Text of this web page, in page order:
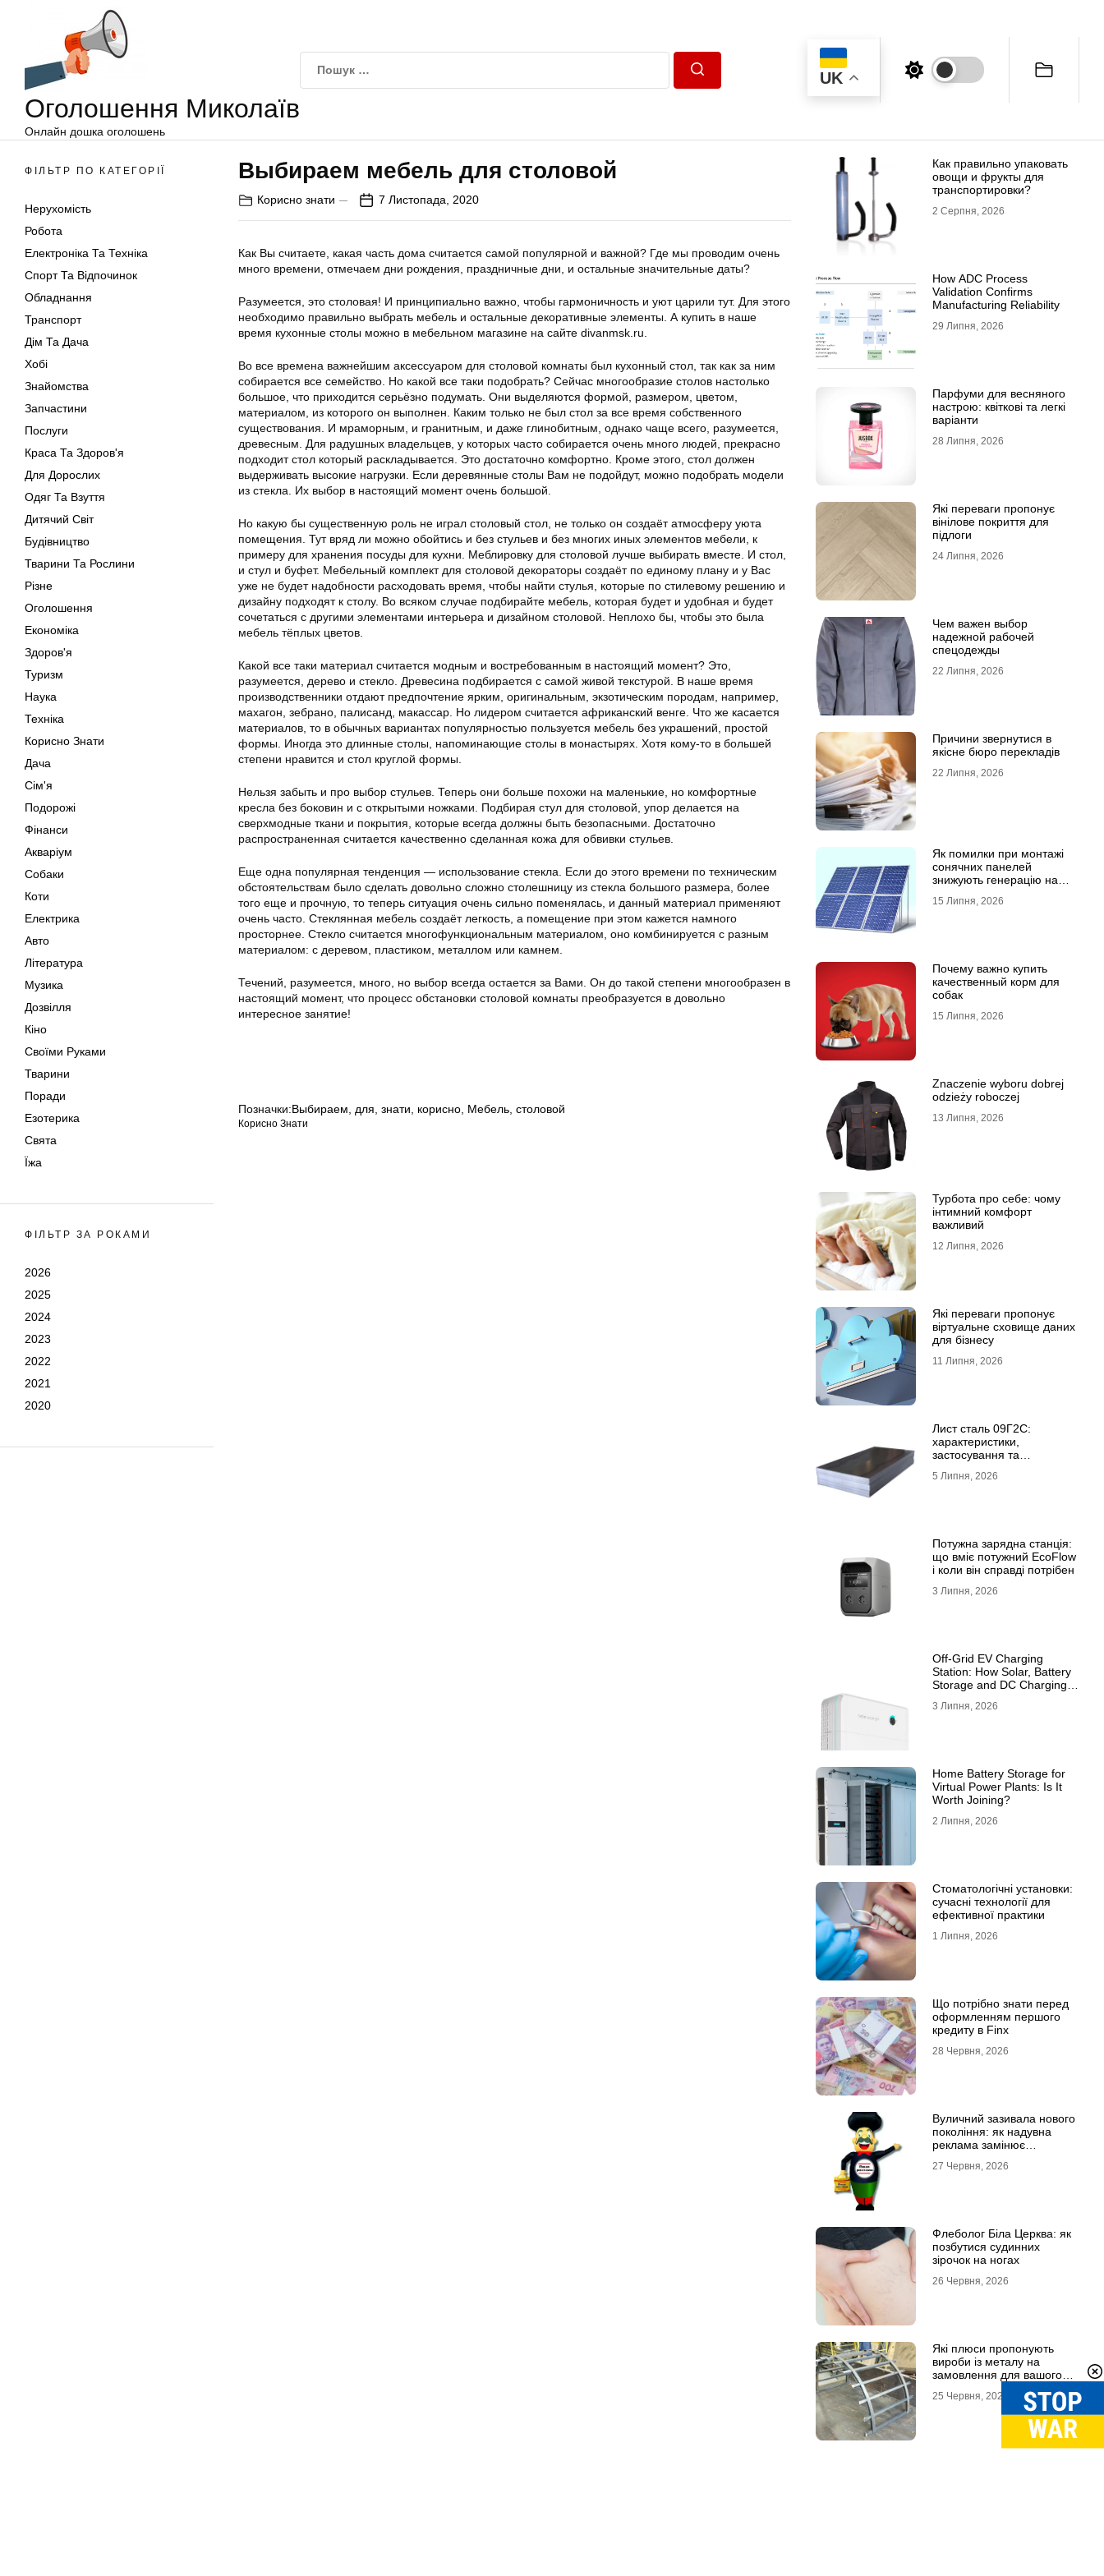
Оголошення Миколаїв
Онлайн дошка оголошень
UK
ФІЛЬТР ПО КАТЕГОРІЇ
Нерухомість
Робота
Електроніка Та Техніка
Спорт Та Відпочинок
Обладнання
Транспорт
Дім Та Дача
Хобі
Знайомства
Запчастини
Послуги
Краса Та Здоров'я
Для Дорослих
Одяг Та Взуття
Дитячий Світ
Будівництво
Тварини Та Рослини
Різне
Оголошення
Економіка
Здоров'я
Туризм
Наука
Техніка
Корисно Знати
Дача
Сім'я
Подорожі
Фінанси
Акваріум
Собаки
Коти
Електрика
Авто
Література
Музика
Дозвілля
Кіно
Своїми Руками
Тварини
Поради
Езотерика
Свята
Їжа
ФІЛЬТР ЗА РОКАМИ
2026
2025
2024
2023
2022
2021
2020
Выбираем мебель для столовой
Корисно знати 7 Листопада, 2020
Как Вы считаете, какая часть дома считается самой популярной и важной? Где мы проводим очень
много времени, отмечаем дни рождения, праздничные дни, и остальные значительные даты?
Разумеется, это столовая! И принципиально важно, чтобы гармоничность и уют царили тут. Для этого
необходимо правильно выбрать мебель и остальные декоративные элементы. А купить в наше
время кухонные столы можно в мебельном магазине на сайте divanmsk.ru.
Во все времена важнейшим аксессуаром для столовой комнаты был кухонный стол, так как за ним
собирается все семейство. Но какой все таки подобрать? Сейчас многообразие столов настолько
большое, что приходится серьёзно подумать. Они выделяются формой, размером, цветом,
материалом, из которого он выполнен. Каким только не был стол за все время собственного
существования. И мраморным, и гранитным, и даже глинобитным, однако чаще всего, разумеется,
древесным. Для радушных владельцев, у которых часто собирается очень много людей, прекрасно
подходит стол который раскладывается. Это достаточно комфортно. Кроме этого, стол должен
выдерживать высокие нагрузки. Если деревянные столы Вам не подойдут, можно подобрать модели
из стекла. Их выбор в настоящий момент очень большой.
Но какую бы существенную роль не играл столовый стол, не только он создаёт атмосферу уюта
помещения. Тут вряд ли можно обойтись и без стульев и без многих иных элементов мебели, к
примеру для хранения посуды для кухни. Меблировку для столовой лучше выбирать вместе. И стол,
и стул и буфет. Мебельный комплект для столовой декораторы создаёт по единому плану и у Вас
уже не будет надобности расходовать время, чтобы найти стулья, которые по стилевому решению и
дизайну подходят к столу. Во всяком случае подбирайте мебель, которая будет и удобная и будет
сочетаться с другими элементами интерьера и дизайном столовой. Неплохо бы, чтобы это была
мебель тёплых цветов.
Какой все таки материал считается модным и востребованным в настоящий момент? Это,
разумеется, дерево и стекло. Древесина подбирается с самой живой текстурой. В наше время
производственники отдают предпочтение ярким, оригинальным, экзотическим породам, например,
махагон, зебрано, палисанд, макассар. Но лидером считается африканский венге. Что же касается
материалов, то в обычных вариантах популярностью пользуется мебель без украшений, простой
формы. Иногда это длинные столы, напоминающие столы в монастырях. Хотя кому-то в большей
степени нравится и стол круглой формы.
Нельзя забыть и про выбор стульев. Теперь они больше похожи на маленькие, но комфортные
кресла без боковин и с открытыми ножками. Подбирая стул для столовой, упор делается на
сверхмодные ткани и покрытия, которые всегда должны быть безопасными. Достаточно
распространенная считается качественно сделанная кожа для обвивки стульев.
Еще одна популярная тенденция — использование стекла. Если до этого времени по техническим
обстоятельствам было сделать довольно сложно столешницу из стекла большого размера, более
того еще и прочную, то теперь ситуация очень сильно поменялась, и данный материал применяют
очень часто. Стеклянная мебель создаёт легкость, а помещение при этом кажется намного
просторнее. Стекло считается многофункциональным материалом, оно комбинируется с разным
материалом: с деревом, пластиком, металлом или камнем.
Течений, разумеется, много, но выбор всегда остается за Вами. Он до такой степени многообразен в
настоящий момент, что процесс обстановки столовой комнаты преобразуется в довольно
интересное занятие!
Позначки:Выбираем для знати корисно Мебель столовой
Корисно Знати
Как правильно упаковать
овощи и фрукты для
транспортировки?
2 Серпня, 2026
How ADC Process
Validation Confirms
Manufacturing Reliability
29 Липня, 2026
Парфуми для весняного
настрою: квіткові та легкі
варіанти
28 Липня, 2026
Які переваги пропонує
вінілове покриття для
підлоги
24 Липня, 2026
Чем важен выбор
надежной рабочей
спецодежды
22 Липня, 2026
Причини звернутися в
якісне бюро перекладів
22 Липня, 2026
Як помилки при монтажі
сонячних панелей
знижують генерацію на
15 Липня, 2026
Почему важно купить
качественный корм для
собак
15 Липня, 2026
Znaczenie wyboru dobrej
odzieży roboczej
13 Липня, 2026
Турбота про себе: чому
інтимний комфорт
важливий
12 Липня, 2026
Які переваги пропонує
віртуальне сховище даних
для бізнесу
11 Липня, 2026
Лист сталь 09Г2С:
характеристики,
застосування та
10ХСНД
5 Липня, 2026
Потужна зарядна станція:
що вміє потужний EcoFlow
і коли він справді потрібен
3 Липня, 2026
Off-Grid EV Charging
Station: How Solar, Battery
Storage and DC Charging
3 Липня, 2026
Home Battery Storage for
Virtual Power Plants: Is It
Worth Joining?
2 Липня, 2026
Стоматологічні установки:
сучасні технології для
ефективної практики
1 Липня, 2026
Що потрібно знати перед
оформленням першого
кредиту в Finx
28 Червня, 2026
Вуличний зазивала нового
покоління: як надувна
реклама замінює
витрати
27 Червня, 2026
Флеболог Біла Церква: як
позбутися судинних
зірочок на ногах
26 Червня, 2026
Які плюси пропонують
вироби із металу на
замовлення для вашого
25 Червня, 2026